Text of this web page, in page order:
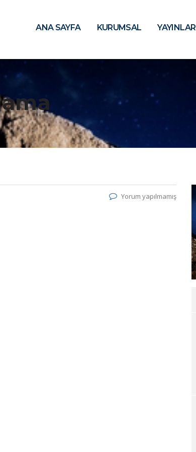
ANA SAYFA KURUMSAL YAYINLAR
Yorum yapılmamış